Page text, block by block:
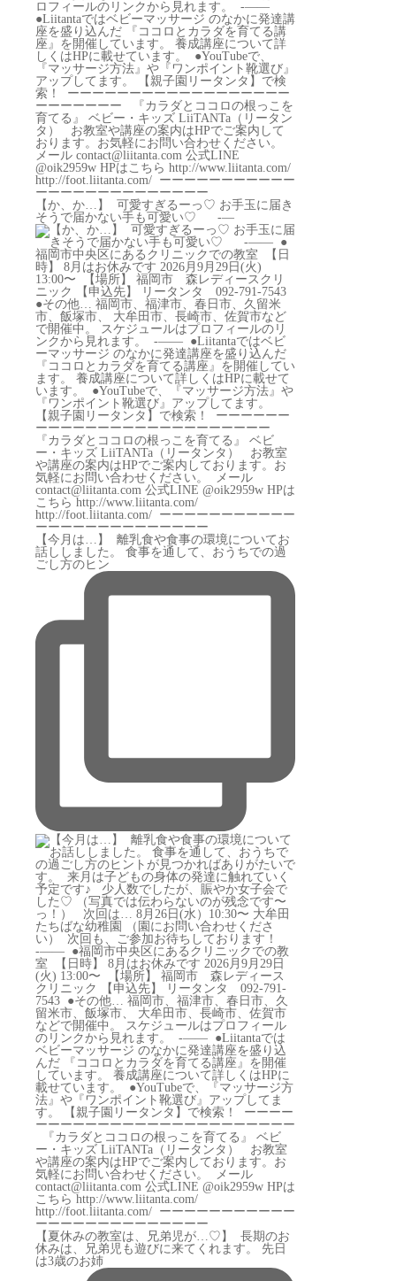
【か、か…】 ⁡ 可愛すぎるーっ♡ お手玉に届き
そうで届かない手も可愛い♡ ⁡ ⁡ ⁡ ⁡ ⁡ -—
【今月は…】 ⁡ 離乳食や食事の環境についてお
話ししました。 食事を通して、おうちでの過
ごし方のヒン
【夏休みの教室は、兄弟児が…♡】 ⁡ 長期のお
休みは、兄弟児も遊びに来てくれます。 先日
は3歳のお姉